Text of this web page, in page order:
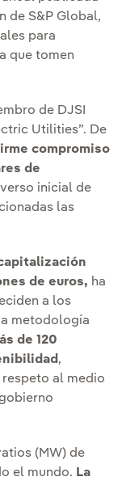
de S&P Global,
para
que tomen
de DJSI
Utilities”. De
compromiso
de
inicial de
las
de euros, ha
a los
metodología
de 120
,
al medio
(MW) de
el mundo. La